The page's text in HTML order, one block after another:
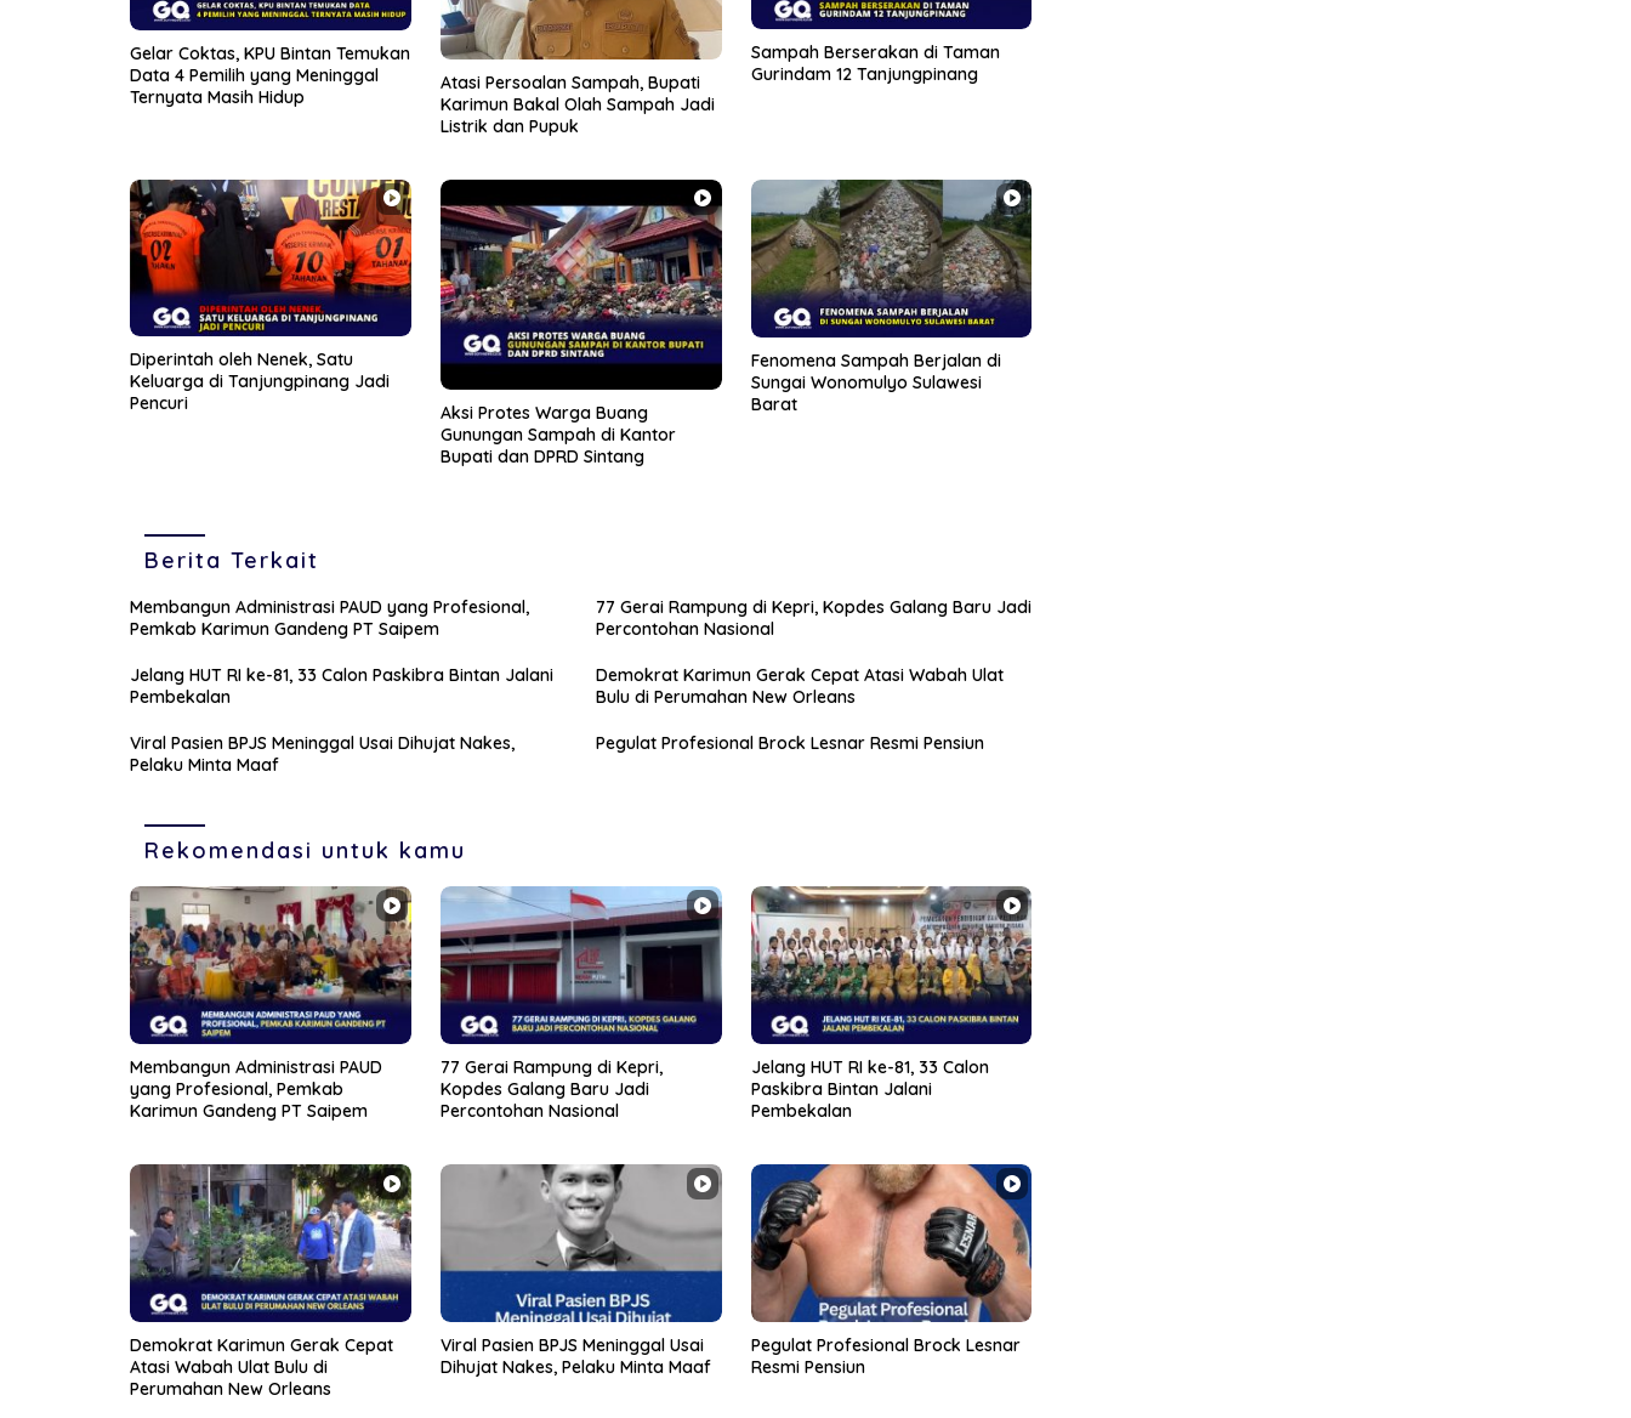
Gelar Coktas, KPU Bintan Temukan
Data 4 Pemilih yang Meninggal
Ternyata Masih Hidup
Atasi Persoalan Sampah, Bupati
Karimun Bakal Olah Sampah Jadi
Listrik dan Pupuk
Sampah Berserakan di Taman
Gurindam 12 Tanjungpinang
Diperintah oleh Nenek, Satu
Keluarga di Tanjungpinang Jadi
Pencuri
Aksi Protes Warga Buang
Gunungan Sampah di Kantor
Bupati dan DPRD Sintang
Fenomena Sampah Berjalan di
Sungai Wonomulyo Sulawesi
Barat
Berita Terkait
Membangun Administrasi PAUD yang Profesional,
Pemkab Karimun Gandeng PT Saipem
77 Gerai Rampung di Kepri, Kopdes Galang Baru Jadi
Percontohan Nasional
Jelang HUT RI ke-81, 33 Calon Paskibra Bintan Jalani
Pembekalan
Demokrat Karimun Gerak Cepat Atasi Wabah Ulat
Bulu di Perumahan New Orleans
Viral Pasien BPJS Meninggal Usai Dihujat Nakes,
Pelaku Minta Maaf
Pegulat Profesional Brock Lesnar Resmi Pensiun
Rekomendasi untuk kamu
Membangun Administrasi PAUD
yang Profesional, Pemkab
Karimun Gandeng PT Saipem
77 Gerai Rampung di Kepri,
Kopdes Galang Baru Jadi
Percontohan Nasional
Jelang HUT RI ke-81, 33 Calon
Paskibra Bintan Jalani
Pembekalan
Demokrat Karimun Gerak Cepat
Atasi Wabah Ulat Bulu di
Perumahan New Orleans
Viral Pasien BPJS Meninggal Usai
Dihujat Nakes, Pelaku Minta Maaf
Pegulat Profesional Brock Lesnar
Resmi Pensiun